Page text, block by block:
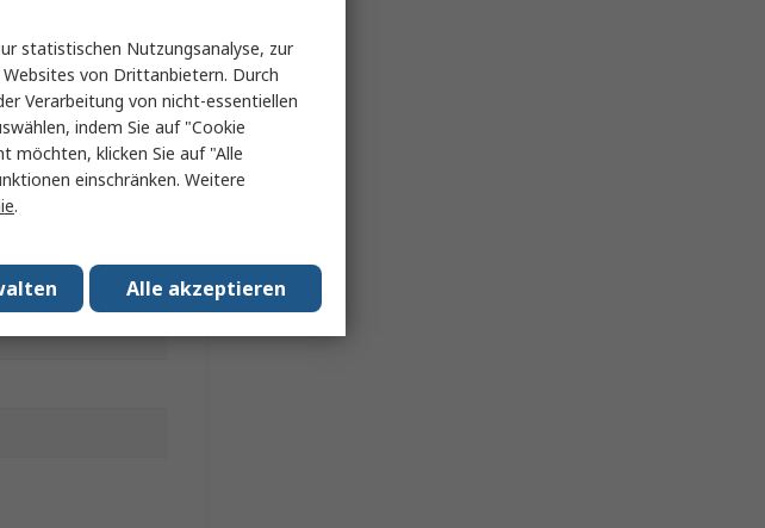
statistischen Nutzungsanalyse, zur
von Drittanbietern. Durch
Verarbeitung von nicht-essentiellen
indem Sie auf "Cookie
möchten, klicken Sie auf "Alle
einschränken. Weitere
.
Alle akzeptieren